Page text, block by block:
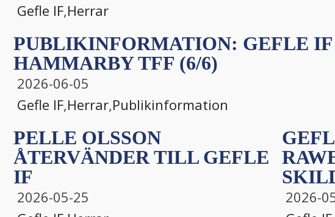
Gefle IF,Herrar
PUBLIKINFORMATION: GEFLE IF
HAMMARBY TFF (6/6)
2026-06-05
Gefle IF,Herrar,Publikinformation
PELLE OLSSON
ÅTERVÄNDER TILL GEFLE
IF
2026-05-25
2026-